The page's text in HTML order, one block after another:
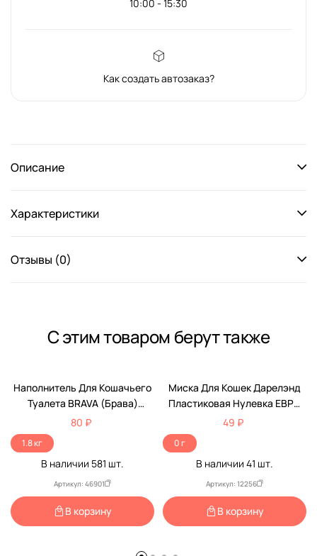
10:00 - 15:30
Как создать автозаказ?
Описание
Характеристики
Отзывы (0)
С этим товаром берут также
Наполнитель Для Кошачьего
Туалета BRAVA (Брава)
Сосновый Эко Древесный
Впитывающий 3л (1*9)
80 ₽
1.8 кг
В наличии 581 шт.
Артикул: 46901
В корзину
Миска Для Кошек Дарелэнд
Пластиковая Нулевка ЕВРО
200мл Rp2235
49 ₽
0 г
В наличии 41 шт.
Артикул: 12256
В корзину